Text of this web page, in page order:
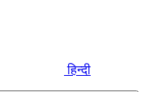
हिन्दी